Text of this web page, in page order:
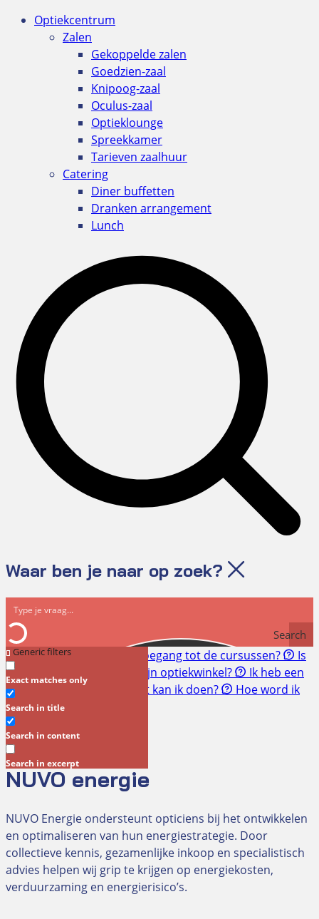
Optiekcentrum
Zalen
Gekoppelde zalen
Goedzien-zaal
Knipoog-zaal
Oculus-zaal
Optieklounge
Spreekkamer
Tarieven zaalhuur
Catering
Diner buffetten
Dranken arrangement
Lunch
Waar ben je naar op zoek?
Search
Generic filters
Exact matches only
Search in title
Search in content
Search in excerpt
Snel naar: Hoe krijg ik toegang tot de cursussen?
Is
een RI&E verplicht voor mijn optiekwinkel?
Ik heb een
geschil met mijn klant. Wat kan ik doen?
Hoe word ik
lid?
NUVO energie
NUVO energie
NUVO Energie ondersteunt opticiens bij het ontwikkelen
en optimaliseren van hun energiestrategie. Door
collectieve kennis, gezamenlijke inkoop en specialistisch
advies helpen wij grip te krijgen op energiekosten,
verduurzaming en energierisico’s.